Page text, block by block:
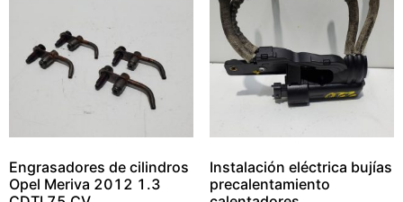
Engrasadores de cilindros
Opel Meriva 2012 1.3
Instalación eléctrica bujías
precalentamiento